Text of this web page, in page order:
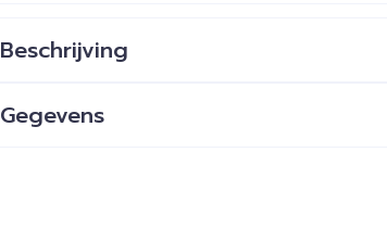
Beschrijving
Gegevens